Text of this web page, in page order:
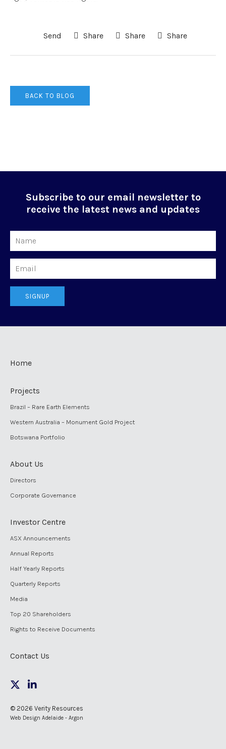
Send Share Share Share
BACK TO BLOG
Subscribe to our email newsletter to
receive the latest news and updates
SIGNUP
Home
Projects
Brazil – Rare Earth Elements
Western Australia – Monument Gold Project
Botswana Portfolio
About Us
Directors
Corporate Governance
Investor Centre
ASX Announcements
Annual Reports
Half Yearly Reports
Quarterly Reports
Media
Top 20 Shareholders
Rights to Receive Documents
Contact Us
© 2026 Verity Resources
Web Design Adelaide - Argon